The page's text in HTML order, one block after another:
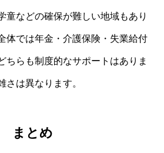
童などの確保が難しい地域もあり
体では年金・介護保険・失業給付
ちらも制度的なサポートはありま
さは異なります。
まとめ